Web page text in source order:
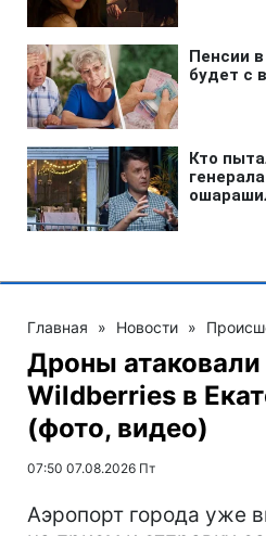
Главная » Новости »
Дроны атаковали
Wildberries в
(фото, видео)
07:50 07.08.2026 Пт
Аэропорт города уже